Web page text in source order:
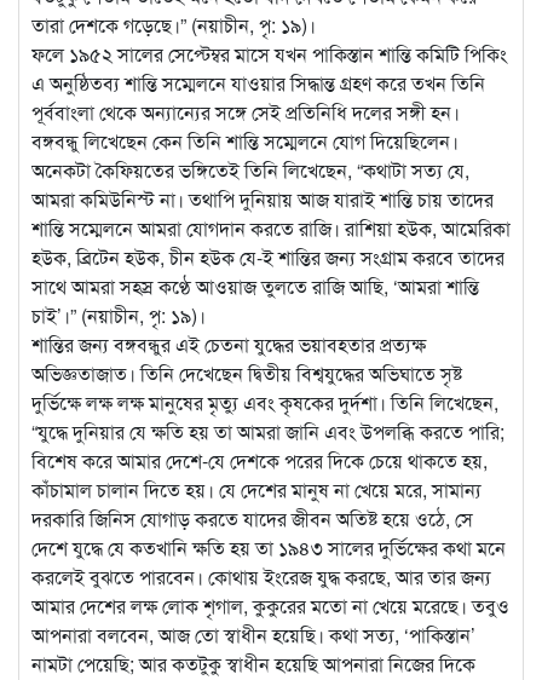
তারা দেশকে গড়েছে।” (নয়াচীন, পৃ: ১৯)।
ফলে ১৯৫২ সালের সেপ্টেম্বর মাসে যখন পাকিস্তান শান্তি কমিটি পিকিং
এ অনুষ্ঠিতব্য শান্তি সম্মেলনে যাওয়ার সিদ্ধান্ত গ্রহণ করে তখন তিনি
পূর্ববাংলা থেকে অন্যান্যের সঙ্গে সেই প্রতিনিধি দলের সঙ্গী হন।
বঙ্গবন্ধু লিখেছেন কেন তিনি শান্তি সম্মেলনে যোগ দিয়েছিলেন।
অনেকটা কৈফিয়তের ভঙ্গিতেই তিনি লিখেছেন, “কথাটা সত্য যে,
আমরা কমিউনিস্ট না। তথাপি দুনিয়ায় আজ যারাই শান্তি চায় তাদের
শান্তি সম্মেলনে আমরা যোগদান করতে রাজি। রাশিয়া হউক, আমেরিকা
হউক, ব্রিটেন হউক, চীন হউক যে-ই শান্তির জন্য সংগ্রাম করবে তাদের
সাথে আমরা সহস্র কণ্ঠে আওয়াজ তুলতে রাজি আছি, ‘আমরা শান্তি
চাই’।” (নয়াচীন, পৃ: ১৯)।
শান্তির জন্য বঙ্গবন্ধুর এই চেতনা যুদ্ধের ভয়াবহতার প্রত্যক্ষ
অভিজ্ঞতাজাত। তিনি দেখেছেন দ্বিতীয় বিশ্বযুদ্ধের অভিঘাতে সৃষ্ট
দুর্ভিক্ষে লক্ষ লক্ষ মানুষের মৃত্যু এবং কৃষকের দুর্দশা। তিনি লিখেছেন,
“যুদ্ধে দুনিয়ার যে ক্ষতি হয় তা আমরা জানি এবং উপলব্ধি করতে পারি;
বিশেষ করে আমার দেশে-যে দেশকে পরের দিকে চেয়ে থাকতে হয়,
কাঁচামাল চালান দিতে হয়। যে দেশের মানুষ না খেয়ে মরে, সামান্য
দরকারি জিনিস যোগাড় করতে যাদের জীবন অতিষ্ট হয়ে ওঠে, সে
দেশে যুদ্ধে যে কতখানি ক্ষতি হয় তা ১৯৪৩ সালের দুর্ভিক্ষের কথা মনে
করলেই বুঝতে পারবেন। কোথায় ইংরেজ যুদ্ধ করছে, আর তার জন্য
আমার দেশের লক্ষ লোক শৃগাল, কুকুরের মতো না খেয়ে মরেছে। তবুও
আপনারা বলবেন, আজ তো স্বাধীন হয়েছি। কথা সত্য, ‘পাকিস্তান’
নামটা পেয়েছি; আর কতটুকু স্বাধীন হয়েছি আপনারা নিজের দিকে